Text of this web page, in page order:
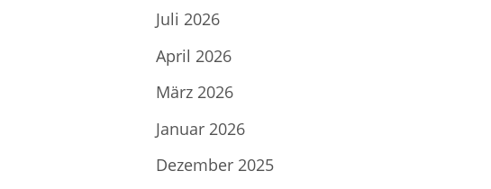
Juli 2026
April 2026
März 2026
Januar 2026
Dezember 2025